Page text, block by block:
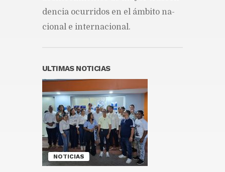
incuestionable
Publicado hace 17 horas
EE. UU. dice que intervención
sacude la isla filipina de
Mindanao sin reportes de
víctimas
Publicado hace 18 horas
den­cia ocu­rri­dos en el ám­bi­to na­
cio­nal e in­ter­na­cio­nal.
ULTIMAS NOTICIAS
NOTICIAS